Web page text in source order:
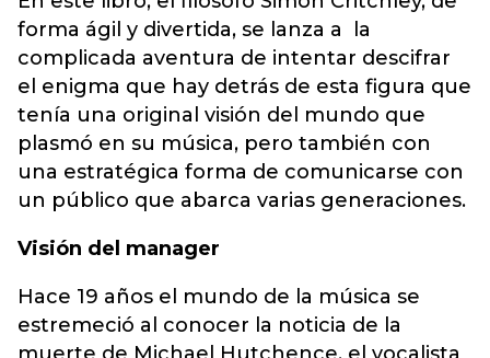
forma ágil y divertida, se lanza a la
complicada aventura de intentar descifrar
el enigma que hay detrás de esta figura que
tenía una original visión del mundo que
plasmó en su música, pero también con
una estratégica forma de comunicarse con
un público que abarca varias generaciones.
Visión del manager
Hace 19 años el mundo de la música se
estremeció al conocer la noticia de la